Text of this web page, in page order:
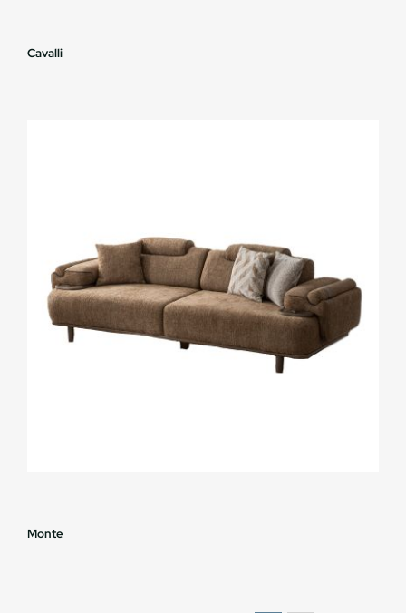
Cavalli
Monte